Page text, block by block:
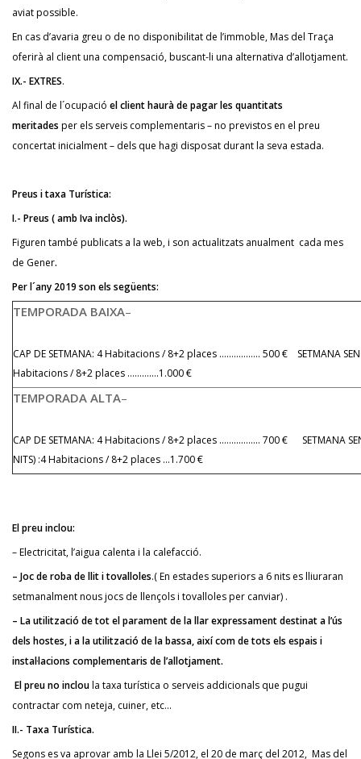
aviat possible.
En cas d’avaria greu o de no disponibilitat de l’immoble, Mas del Traça
oferirà al client una compensació, buscant-li una alternativa d’allotjament.
IX.- EXTRES.
Al final de l´ocupació el client haurà de pagar les quantitats
meritades per els serveis complementaris – no previstos en el preu
concertat inicialment – dels que hagi disposat durant la seva estada.
Preus i taxa Turística:
I.- Preus ( amb Iva inclòs).
Figuren també publicats a la web, i son actualitzats anualment cada mes
de Gener.
Per l´any 2019 son els següents:
TEMPORADA BAIXA–
CAP DE SETMANA: 4 Habitacions / 8+2 places …………….. 500 € SETMANA
Habitacions / 8+2 places ………….1.000 €
TEMPORADA ALTA–
CAP DE SETMANA: 4 Habitacions / 8+2 places …………….. 700 € SETMANA
NITS) :4 Habitacions / 8+2 places …1.700 €
El preu inclou:
– Electricitat, l’aigua calenta i la calefacció.
– Joc de roba de llit i tovalloles.( En estades superiors a 6 nits es lliuraran
setmanalment nous jocs de llençols i tovalloles per canviar) .
– La utilització de tot el parament de la llar expressament destinat a l’ús
dels hostes, i a la utilització de la bassa, així com de tots els espais i
instal·lacions complementaris de l’allotjament.
El preu no incloula taxa turística o serveis addicionals que pugui
contractar com neteja, cuiner, etc…
II.- Taxa Turística.
Segons es va aprovar amb la Llei 5/2012, el 20 de març del 2012, Mas del